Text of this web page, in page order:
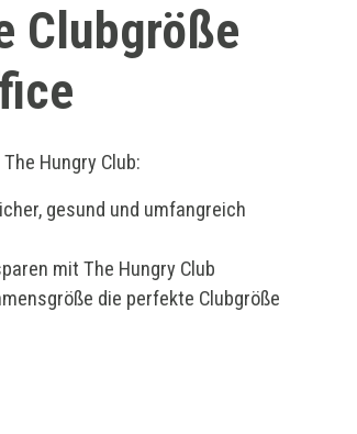
Clubgröße
Hungry Club:
gesund und umfangreich
mit The Hungry Club
die perfekte Clubgröße